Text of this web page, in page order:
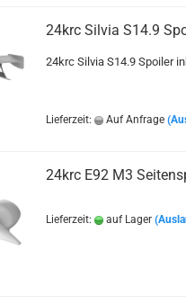
24krc Silvia S14.9
24krc Silvia S14.9 Spoiler
Lieferzeit: Auf Anfrage
24krc E92 M3
Lieferzeit: auf Lager